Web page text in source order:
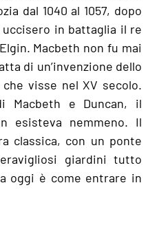
dal 1040 al 1057, dopo
in battaglia il re
Macbeth non fu mai
di un’invenzione dello
che visse nel XV secolo.
Macbeth e Duncan, il
esisteva nemmeno. Il
classica, con un ponte
giardini tutto
oggi è come entrare in